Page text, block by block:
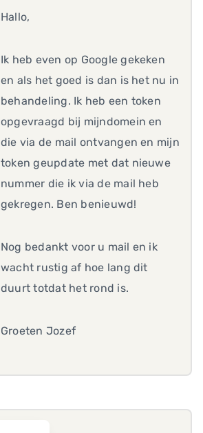
Hallo,
Ik heb even op Google gekeken
en als het goed is dan is het nu in
behandeling. Ik heb een token
opgevraagd bij mijndomein en
die via de mail ontvangen en mijn
token geupdate met dat nieuwe
nummer die ik via de mail heb
gekregen. Ben benieuwd!
Nog bedankt voor u mail en ik
wacht rustig af hoe lang dit
duurt totdat het rond is.
Groeten Jozef